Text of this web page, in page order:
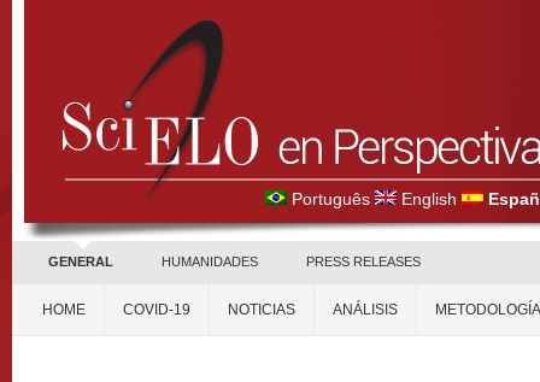
Português English
GENERAL HUMANIDADES PRESS RELEASES
HOME COVID-19 NOTICIAS ANÁLISIS METODOLOGÍA